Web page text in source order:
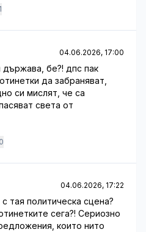
1
04.06.2026, 17:00
държава, бе?! дпс пак
да забраняват,
си мислят, че са
света от
0
04.06.2026, 17:22
тая политическа сцена?
сега?! Сериозно
които нито